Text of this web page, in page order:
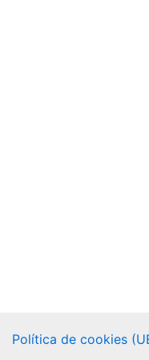
Política de cookies